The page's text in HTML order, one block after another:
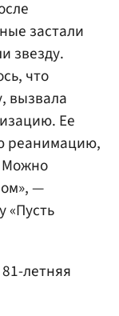
застали
звезду.
что
вызвала
Ее
реанимацию,
Можно
—
«Пусть
летняя